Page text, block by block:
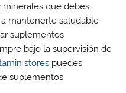
minerales que debes
mantenerte saludable
suplementos
bajo la supervisión de
stores puedes
suplementos.